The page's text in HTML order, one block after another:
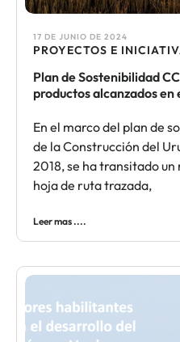
17 DE JUNIO DE 2024
PROYECTOS E
Plan de Sostenibilidad
productos alcanzados
En el marco del plan de
de la Construcción del
2018, se ha transitado
hoja de ruta trazada,
Leer mas ....